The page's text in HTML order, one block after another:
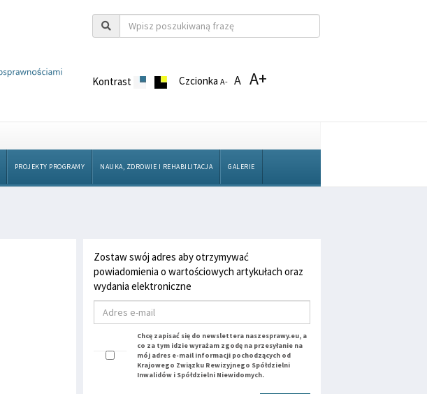
Kontrast CzcionkaA- A A+
PROJEKTY PROGRAMY NAUKA, ZDROWIE I REHABILITACJA GALERIE
Zostaw swój adres aby otrzymywać
powiadomienia o wartościowych artykułach oraz
wydania elektroniczne
Chcę zapisać się do newslettera naszesprawy.eu, a
co za tym idzie wyrażam zgodę na przesyłanie na
mój adres e-mail informacji pochodzących od
Krajowego Związku Rewizyjnego Spółdzielni
Inwalidów i Spółdzielni Niewidomych.